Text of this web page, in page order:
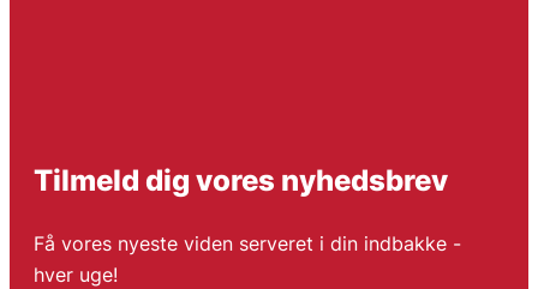
Tilmeld dig vores nyhedsbrev
Få vores nyeste viden serveret i din indbakke -
hver uge!